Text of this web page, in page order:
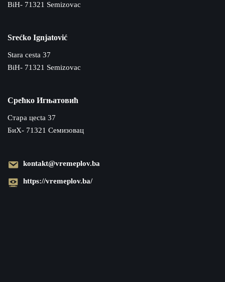
BiH- 71321 Semizovac
Srećko Ignjatović
Stara cesta 37
BiH- 71321 Semizovac
Срећко Игњатовић
Cтара цecta 37
БиХ- 71321 Семизовац
kontakt@vremeplov.ba
https://vremeplov.ba/